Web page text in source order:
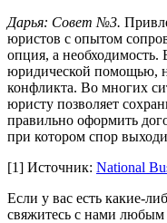
Дарья: Совет №3.
юристов с опытом
опция, а необходимость.
юридической помощью,
конфликта. Во многих
юристу позволяет
правильно оформить
при котором спор
[1] Источник: National
Если у вас есть какие-
свяжитесь с нами